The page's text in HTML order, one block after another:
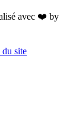
avec ❤️ by
du site